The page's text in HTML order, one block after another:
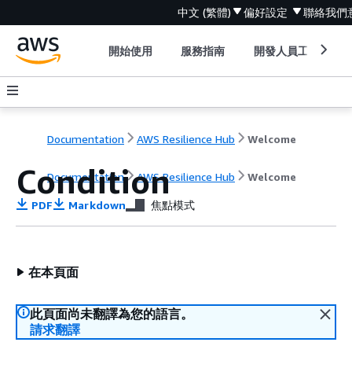
中文 (繁體) 偏好設定 聯絡我們
開始使用 服務指南 開發人員工具
Documentation AWS Resilience Hub Welcome
Documentation AWS Resilience Hub Welcome
Condition
PDF Markdown 焦點模式
在本頁面
此頁面尚未翻譯為您的語言。
請求翻譯